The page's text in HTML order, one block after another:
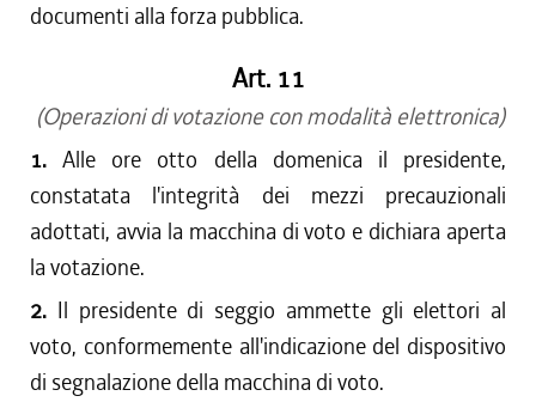
documenti alla forza pubblica.
Art. 11
(Operazioni di votazione con modalità elettronica)
1. Alle ore otto della domenica il presidente,
constatata l'integrità dei mezzi precauzionali
adottati, avvia la macchina di voto e dichiara aperta
la votazione.
2. Il presidente di seggio ammette gli elettori al
voto, conformemente all'indicazione del dispositivo
di segnalazione della macchina di voto.